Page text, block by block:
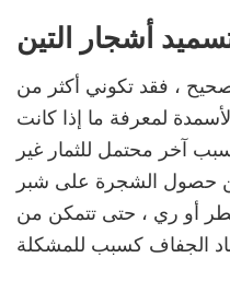
أشجار التين
، فقد تكوني أكثر من
لمعرفة ما إذا كانت
آخر محتمل للثمار غير
من حصول الشجرة على شبر
أو ري ، حتى تتمكن من